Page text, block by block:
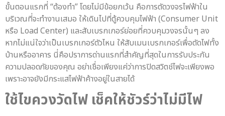
ขั้นตอนแรกที่ “ต้องทำ” โดยไม่มีข้อยกเว้น คือการตัดวงจรไฟฟ้าใน
บริเวณที่จะทำงานเสมอ ให้เดินไปที่ตู้ควบคุมไฟฟ้า (Consumer Unit
หรือ Load Center) และสับเบรกเกอร์ย่อยที่ควบคุมวงจรนั้นๆ ลง
หากไม่แน่ใจว่าเป็นเบรกเกอร์ตัวไหน ให้สับเมนเบรกเกอร์เพื่อตัดไฟทั้ง
บ้านหรืออาคาร นี่คือปราการด่านแรกที่สำคัญที่สุดในการรับประกัน
ความปลอดภัยของคุณ อย่าเชื่อเพียงแค่ว่าการปิดสวิตช์ไฟจะเพียงพอ
เพราะอาจยังมีกระแสไฟฟ้าค้างอยู่ในสายได้
ใช้ไขควงวัดไฟ เช็คให้ชัวร์ว่าไม่มีไฟ